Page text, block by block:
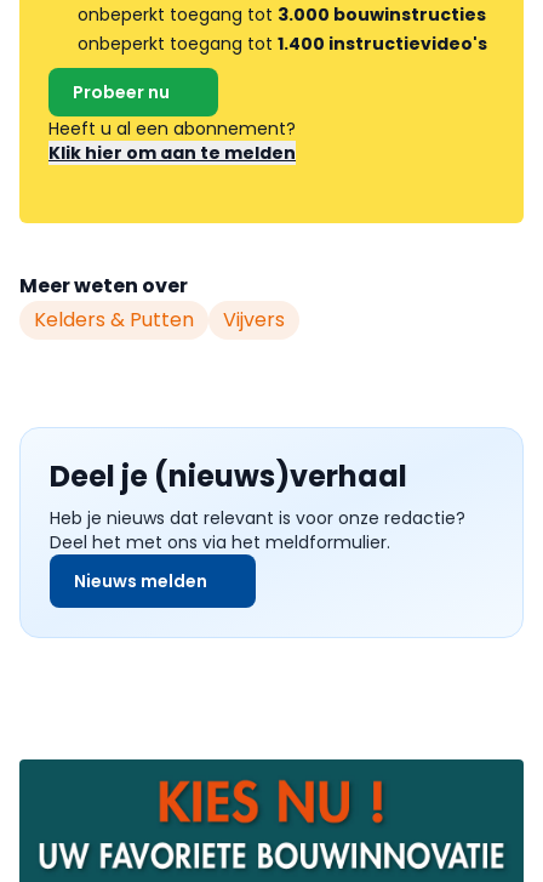
onbeperkt toegang tot 3.000 bouwinstructies
onbeperkt toegang tot 1.400 instructievideo's
Probeer nu
Heeft u al een abonnement?
Klik hier om aan te melden
Meer weten over
Kelders & Putten
Vijvers
Deel je (nieuws)verhaal
Heb je nieuws dat relevant is voor onze redactie?
Deel het met ons via het meldformulier.
Nieuws melden